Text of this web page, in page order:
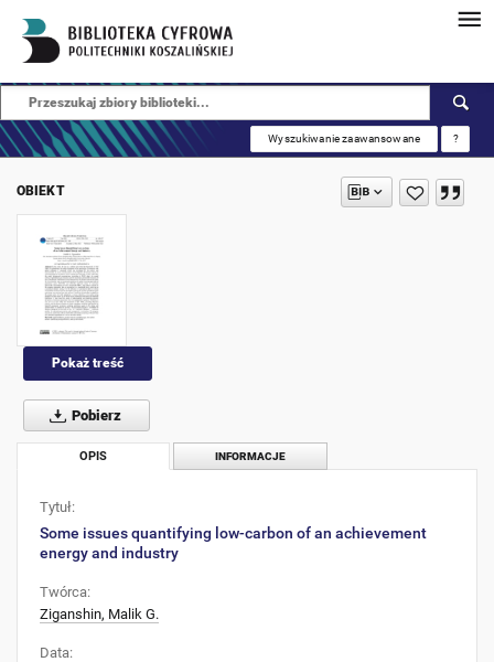
Wyszukiwanie zaawansowane ?
OBIEKT
Pokaż treść
Pobierz
OPIS INFORMACJE
Tytuł:
Some issues quantifying low-carbon of an achievement
energy and industry
Twórca:
Ziganshin, Malik G.
Data: